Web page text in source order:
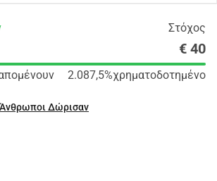
Στόχος
€ 40
2.087,5%χρηματοδοτημένο
Άνθρωποι Δώρισαν